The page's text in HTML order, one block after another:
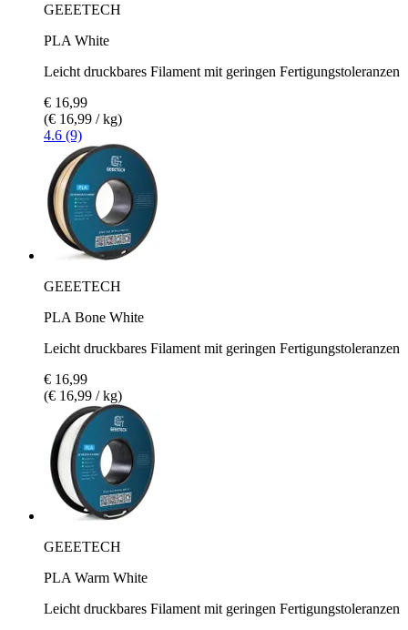
GEEETECH
PLA White
Leicht druckbares Filament mit geringen Fertigungstoleranzen
€ 16,99
(€ 16,99 / kg)
4.6 (9)
GEEETECH
PLA Bone White
Leicht druckbares Filament mit geringen Fertigungstoleranzen
€ 16,99
(€ 16,99 / kg)
GEEETECH
PLA Warm White
Leicht druckbares Filament mit geringen Fertigungstoleranzen